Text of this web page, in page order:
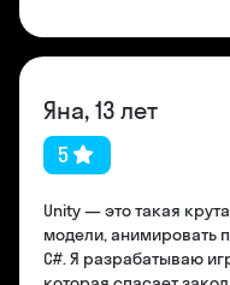
Яна, 13 лет
5
Unity — это такая
модели, анимировать
C#. Я разрабатываю